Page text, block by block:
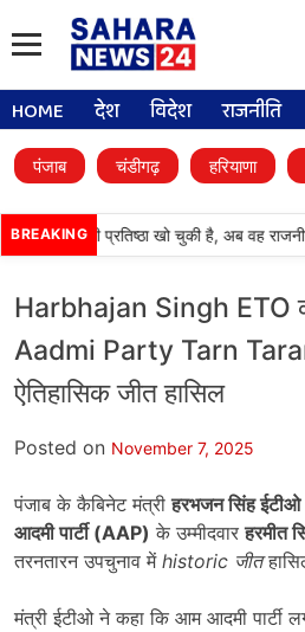
HOME देश विदेश राजनीति
पंजाब चंडीगढ़ हरियाणा
BREAKING
दल) अपनी प्रतिष्ठा खो चुकी है, अब वह
Harbhajan Singh ETO
Aadmi Party Tarn
ऐतिहासिक जीत हासिल
Posted on November 7, 2025
पंजाब के कैबिनेट मंत्रीहरभजन सिंह ईटीओ
आदमी पार्टी (AAP) के उम्मीदवारहरमीत
तरनतारन उपचुनाव में historic जीत
मंत्री ईटीओ ने कहा कि आम आदमी पार्टी